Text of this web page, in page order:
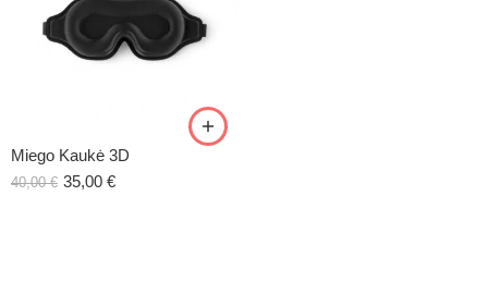
Miego Kaukė 3D
40,00€ 35,00 €